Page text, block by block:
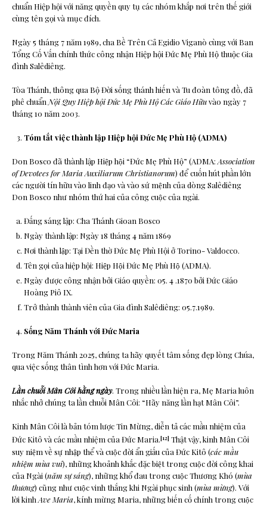
chuẩn Hiệp hội với năng quyền quy tụ các nhóm khắp nơi trên thế giới
cùng tên gọi và mục đích.
Ngày 5 tháng 7 năm 1989, cha Bề Trên Cả Egidio Viganò cùng với Ban
Tổng Cố Vấn chính thức công nhận Hiệp hội Đức Mẹ Phù Hộ thuộc Gia
đình Salêdiêng.
Tòa Thánh, thông qua Bộ Đời sống thánh hiến và Tu đoàn tông đồ, đã
phê chuẩn Nội Quy Hiệp hội Đức Mẹ Phù Hộ Các Giáo Hữuvào ngày 7
tháng 10 năm 2003.
Tóm tắt việc thành lập Hiệp hội Đức Mẹ Phù Hộ (ADMA)
Don Bosco đã thành lập Hiệp hội “Đức Mẹ Phù Hộ” (ADMA: Association
of Devotees for Maria Auxiliarum Christianorum) để cuốn hút phần lớn
các người tín hữu vào linh đạo và vào sứ mệnh của dòng Salêdiêng
Don Bosco như nhóm thứ hai của công cuộc của ngài.
Đấng sáng lập: Cha Thánh Gioan Bosco
Ngày thành lập: Ngày 18 tháng 4 năm 1869
Nơi thành lập: Tại Đền thờ Đức Mẹ Phù Hội ở Torino- Valdocco.
Tên gọi của hiệp hội: Hiệp Hội Đức Mẹ Phù Hộ (ADMA).
Ngày được công nhận bởi Giáo quyền: 05. 4 .1870 bởi Đức Giáo
Hoàng Piô IX.
Trở thành thành viên của Gia đình Salêdiêng: 05.7.1989.
Sống Năm Thánh với Đức Maria
Trong Năm Thánh 2025, chúng ta hãy quyết tâm sống đẹp lòng Chúa,
qua việc sống thân tình hơn với Đức Maria.
Lần chuỗi Mân Côi hằng ngày. Trong nhiều lần hiện ra, Mẹ Maria luôn
nhắc nhở chúng ta lần chuỗi Mân Côi: “Hãy năng lần hạt Mân Côi”.
Kinh Mân Côi là bản tóm lược Tin Mừng, diễn tả các mầu nhiệm của
Đức Kitô và các mầu nhiệm của Đức Maria.[12] Thật vậy, kinh Mân Côi
suy niệm về sự nhập thể và cuộc đời ẩn giấu của Đức Kitô (các mầu
nhiệm mùa vui), những khoảnh khắc đặc biệt trong cuộc đời công khai
của Ngài (năm sự sáng), những khổ đau trong cuộc Thương Khó (mùa
thương) cũng như cuộc vinh thắng khi Ngài phục sinh (mùa mừng). Với
lời kinh Ave Maria, kính mừng Maria, những biến cố chính trong cuộc